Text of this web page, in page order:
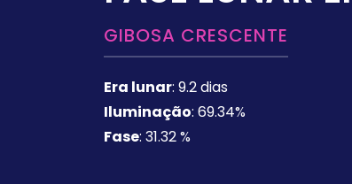
GIBOSA CRESCENTE
Era lunar: 9.2 dias
Iluminação: 69.34%
Fase: 31.32 %